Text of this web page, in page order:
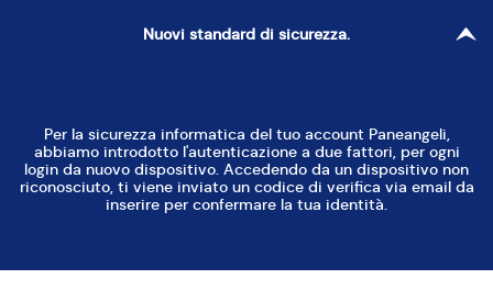
Nuovi standard di sicurezza.
Per la sicurezza informatica del tuo account Paneangeli,
abbiamo introdotto l'autenticazione a due fattori, per ogni
login da nuovo dispositivo. Accedendo da un dispositivo non
riconosciuto, ti viene inviato un codice di verifica via email da
inserire per confermare la tua identità.